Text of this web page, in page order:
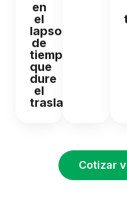
en
el
lapso
de
tiempo
que
dure
el
traslado.
Cotizar